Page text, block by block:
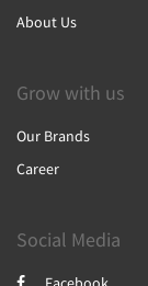
About Us
Grow with us
Our Brands
Career
Social Media